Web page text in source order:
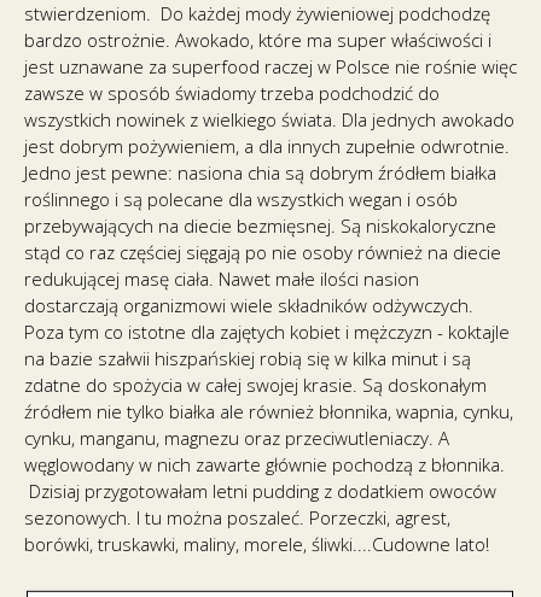
stwierdzeniom. Do każdej mody żywieniowej podchodzę
bardzo ostrożnie. Awokado, które ma super właściwości i
jest uznawane za superfood raczej w Polsce nie rośnie więc
zawsze w sposób świadomy trzeba podchodzić do
wszystkich nowinek z wielkiego świata. Dla jednych awokado
jest dobrym pożywieniem, a dla innych zupełnie odwrotnie.
Jedno jest pewne: nasiona chia są dobrym źródłem białka
roślinnego i są polecane dla wszystkich wegan i osób
przebywających na diecie bezmięsnej. Są niskokaloryczne
stąd co raz częściej sięgają po nie osoby również na diecie
redukującej masę ciała. Nawet małe ilości nasion
dostarczają organizmowi wiele składników odżywczych.
Poza tym co istotne dla zajętych kobiet i mężczyzn - koktajle
na bazie szałwii hiszpańskiej robią się w kilka minut i są
zdatne do spożycia w całej swojej krasie. Są doskonałym
źródłem nie tylko białka ale również błonnika, wapnia, cynku,
cynku, manganu, magnezu oraz przeciwutleniaczy. A
węglowodany w nich zawarte głównie pochodzą z błonnika.
Dzisiaj przygotowałam letni pudding z dodatkiem owoców
sezonowych. I tu można poszaleć. Porzeczki, agrest,
borówki, truskawki, maliny, morele, śliwki....Cudowne lato!